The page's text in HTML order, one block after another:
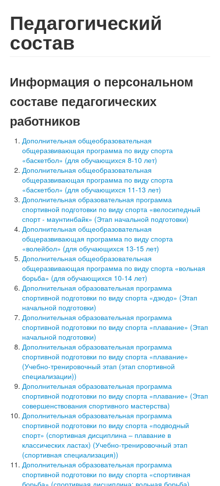
Педагогический
состав
Информация о персональном
составе педагогических
работников
Дополнительная общеобразовательная
общеразвивающая программа по виду спорта
«баскетбол» (для обучающихся 8-10 лет)
Дополнительная общеобразовательная
общеразвивающая программа по виду спорта
«баскетбол» (для обучающихся 11-13 лет)
Дополнительная образовательная программа
спортивной подготовки по виду спорта «велосипедный
спорт - маунтинбайк» (Этап начальной подготовки)
Дополнительная общеобразовательная
общеразвивающая программа по виду спорта
«волейбол» (для обучающихся 13-15 лет)
Дополнительная общеобразовательная
общеразвивающая программа по виду спорта «вольная
борьба» (для обучающихся 10-14 лет)
Дополнительная образовательная программа
спортивной подготовки по виду спорта «дзюдо» (Этап
начальной подготовки)
Дополнительная образовательная программа
спортивной подготовки по виду спорта «плавание» (Этап
начальной подготовки)
Дополнительная образовательная программа
спортивной подготовки по виду спорта «плавание»
(Учебно-тренировочный этап (этап спортивной
специализации))
Дополнительная образовательная программа
спортивной подготовки по виду спорта «плавание» (Этап
совершенствования спортивного мастерства)
Дополнительная образовательная программа
спортивной подготовки по виду спорта «подводный
спорт» (спортивная дисциплина – плавание в
классических ластах) (Учебно-тренировочный этап
(спортивная специализация))
Дополнительная образовательная программа
спортивной подготовки по виду спорта «спортивная
борьба» (спортивная дисциплина: вольная борьба)